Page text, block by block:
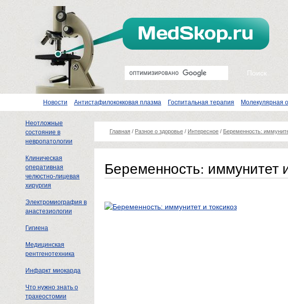
Новости Антистафилококковая плазма Госпитальная терапия Молекулярная
Неотложные
состояние в
невропатологии
Клиническая
оперативная
челюстно-лицевая
хирургия
Электромиография в
анастезиологии
Гигиена
Медицинская
рентгенотехника
Инфаркт миокарда
Что нужно знать о
трахеостомии
Главная / Разное о здоровье / Интересное / Беременность:
Беременность: иммунитет